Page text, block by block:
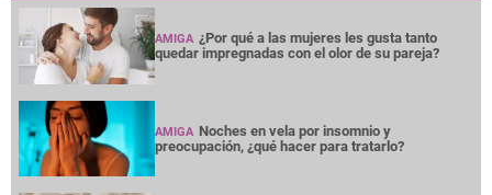
AMIGA ¿Por qué a las mujeres les gusta tanto
quedar impregnadas con el olor de su pareja?
AMIGA Noches en vela por insomnio y
preocupación, ¿qué hacer para tratarlo?